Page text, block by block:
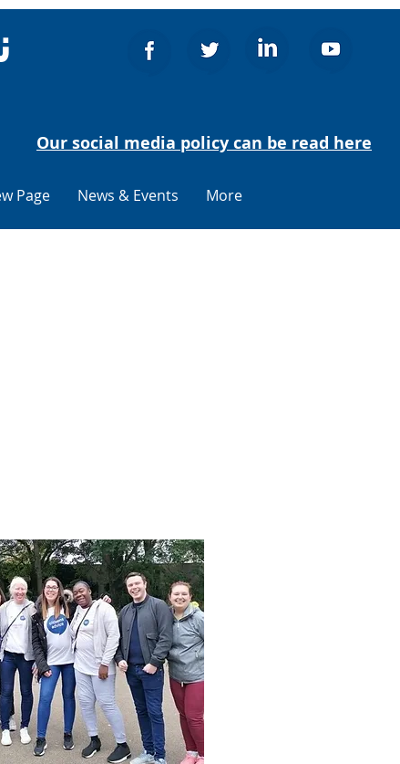
Our social media policy can be read here
Page News & Events More